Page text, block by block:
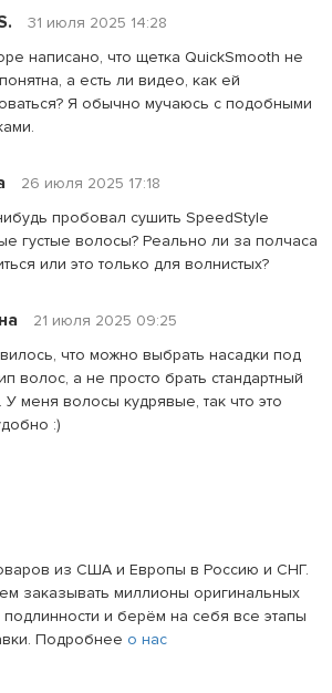
31 июля 2025 14:28
написано, что щетка QuickSmooth не
а есть ли видео, как ей
Я обычно мучаюсь с подобными
26 июля 2025 17:18
пробовал сушить SpeedStyle
густые волосы? Реально ли за полчаса
или это только для волнистых?
21 июля 2025 09:25
что можно выбрать насадки под
волос, а не просто брать стандартный
У меня волосы кудрявые, так что это
:)
из США и Европы в Россию и СНГ.
заказывать миллионы оригинальных
подлинности и берём на себя все этапы
Подробнее о нас